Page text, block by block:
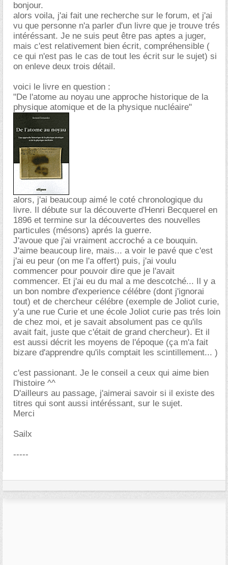
bonjour.
alors voila, j'ai fait une recherche sur le forum, et j'ai
vu que personne n'a parler d'un livre que je trouve trés
intéréssant. Je ne suis peut être pas aptes a juger,
mais c'est relativement bien écrit, compréhensible (
ce qui n'est pas le cas de tout les écrit sur le sujet) si
on enleve deux trois détail.
voici le livre en question :
"De l'atome au noyau une approche historique de la
physique atomique et de la physique nucléaire"
alors, j'ai beaucoup aimé le coté chronologique du
livre. Il débute sur la découverte d'Henri Becquerel en
1896 et termine sur la découvertes des nouvelles
particules (mésons) aprés la guerre.
J'avoue que j'ai vraiment accroché a ce bouquin.
J'aime beaucoup lire, mais... a voir le pavé que c'est
j'ai eu peur (on me l'a offert) puis, j'ai voulu
commencer pour pouvoir dire que je l'avait
commencer. Et j'ai eu du mal a me descotché... Il y a
un bon nombre d'experience célébre (dont j'ignorai
tout) et de chercheur célébre (exemple de Joliot curie,
y'a une rue Curie et une école Joliot curie pas trés loin
de chez moi, et je savait absolument pas ce qu'ils
avait fait, juste que c'était de grand chercheur). Et il
est aussi décrit les moyens de l'époque (ça m'a fait
bizare d'apprendre qu'ils comptait les scintillement... )
c'est passionant. Je le conseil a ceux qui aime bien
l'histoire ^^
D'ailleurs au passage, j'aimerai savoir si il existe des
titres qui sont aussi intéréssant, sur le sujet.
Merci
Sailx
-----